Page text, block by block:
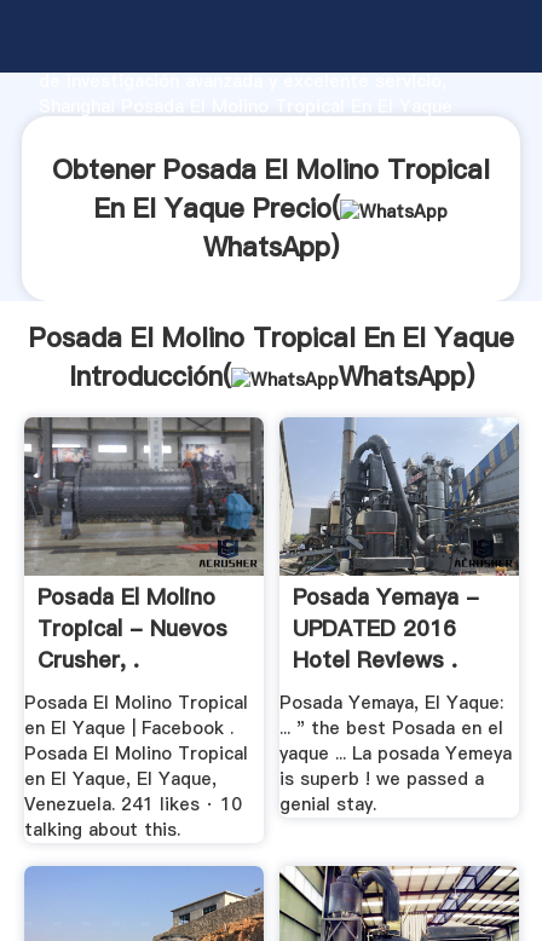
de investigación avanzada y excelente servicio,
clientes.
Obtener Posada El Molino Tropical
En El Yaque Precio(
WhatsApp)
Posada El Molino Tropical En El Yaque
Introducción(
WhatsApp)
Posada El Molino
Tropical - Nuevos
Crusher, .
Posada El Molino Tropical
en El Yaque | Facebook .
Posada El Molino Tropical
en El Yaque, El Yaque,
Venezuela. 241 likes · 10
talking about this.
Posada Yemaya -
UPDATED 2016
Hotel Reviews .
Posada Yemaya, El Yaque:
... " the best Posada en el
yaque ... La posada Yemeya
is superb ! we passed a
genial stay.